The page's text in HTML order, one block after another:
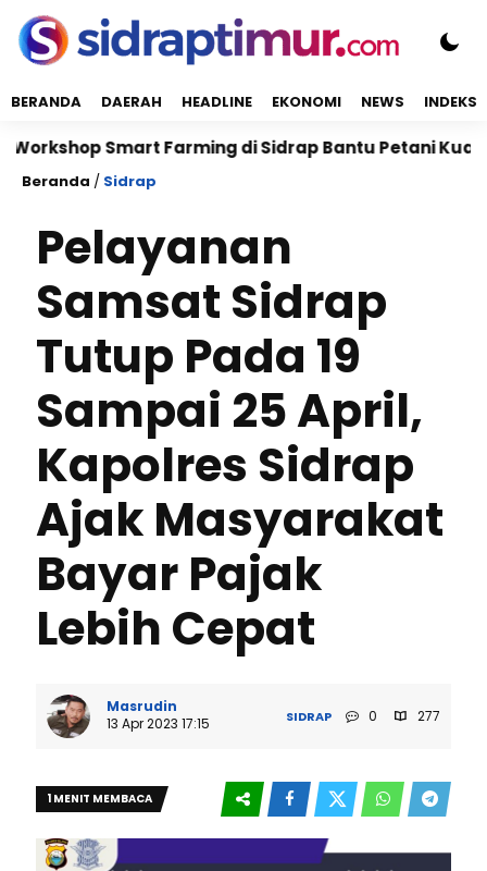
BERANDA DAERAH HEADLINE EKONOMI NEWS INDEKS
Smart Farming di Sidrap Bantu Petani Kuasai
Beranda / Sidrap
Pelayanan
Samsat Sidrap
Tutup Pada 19
Sampai 25 April,
Kapolres Sidrap
Ajak Masyarakat
Bayar Pajak
Lebih Cepat
Masrudin
13 Apr 2023 17:15
SIDRAP 0 277
1 MENIT MEMBACA